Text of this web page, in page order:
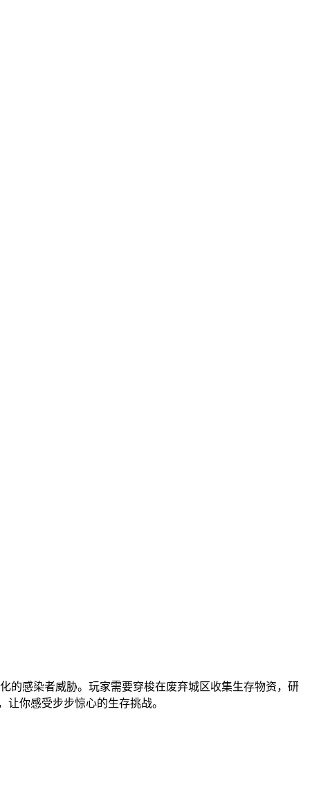
的感染者威胁。玩家需要穿梭在废弃城区收集生存物资，研
你感受步步惊心的生存挑战。